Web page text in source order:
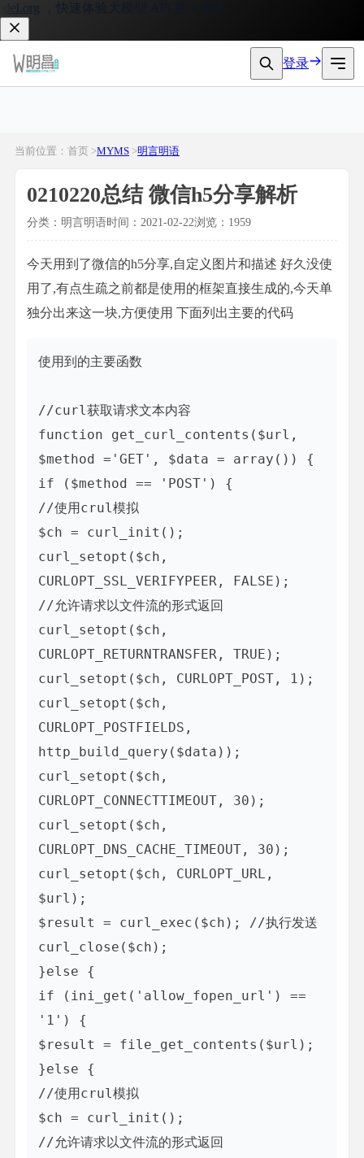
，快速体验大模型 API 接入服务。
登录
当前位置：首页 >MYMS >明言明语
0210220总结 微信h5分享解析
分类：明言明语时间：2021-02-22浏览：1959
今天用到了微信的h5分享,自定义图片和描述 好久没使
用了,有点生疏之前都是使用的框架直接生成的,今天单
独分出来这一块,方便使用 下面列出主要的代码
使用到的主要函数
//curl获取请求文本内容
function get_curl_contents($url,
$method ='GET', $data = array()) {
if ($method == 'POST') {
//使用crul模拟
$ch = curl_init();
curl_setopt($ch,
CURLOPT_SSL_VERIFYPEER, FALSE);
//允许请求以文件流的形式返回
curl_setopt($ch,
CURLOPT_RETURNTRANSFER, TRUE);
curl_setopt($ch, CURLOPT_POST, 1);
curl_setopt($ch,
CURLOPT_POSTFIELDS,
http_build_query($data));
curl_setopt($ch,
CURLOPT_CONNECTTIMEOUT, 30);
curl_setopt($ch,
CURLOPT_DNS_CACHE_TIMEOUT, 30);
curl_setopt($ch, CURLOPT_URL,
$url);
$result = curl_exec($ch); //执行发送
curl_close($ch);
}else {
if (ini_get('allow_fopen_url') ==
'1') {
$result = file_get_contents($url);
}else {
//使用crul模拟
$ch = curl_init();
//允许请求以文件流的形式返回